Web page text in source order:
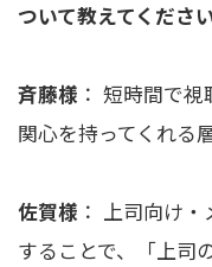
ついて教えてください
斉藤様 ： 短時間で
関心を持ってくれる
佐賀様 ： 上司向け
することで、「上司